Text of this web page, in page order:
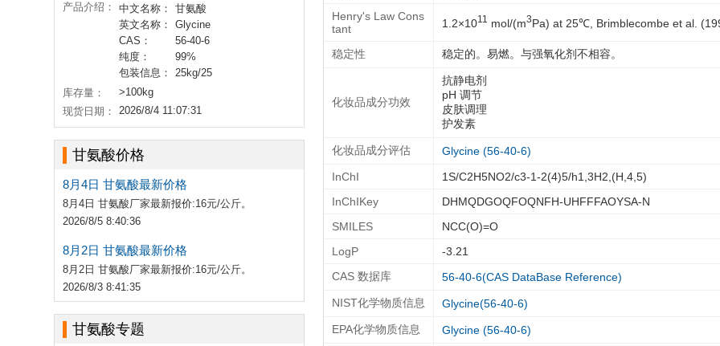
产品介绍：
中文名称：
甘氨酸
英文名称：
Glycine
CAS：
56-40-6
纯度：
99%
包装信息：
25kg/25
库存量：
>100kg
现货日期：
2026/8/4 11:07:31
甘氨酸价格
8月4日 甘氨酸最新价格
8月4日 甘氨酸厂家最新报价:16元/公斤。
2026/8/5 8:40:36
8月2日 甘氨酸最新价格
8月2日 甘氨酸厂家最新报价:16元/公斤。
2026/8/3 8:41:35
甘氨酸专题
Henry's Law Cons
tant
1.2×1011 mol/(m3Pa) at 25℃, Brimblecombe et al.
稳定性 稳定的。易燃。与强氧化剂不相容。
化妆品成分功效
抗静电剂
pH 调节
皮肤调理
护发素
化妆品成分评估
Glycine (56-40-6)
InChI
1S/C2H5NO2/c3-1-2(4)5/h1,3H2,(H,4,5)
InChIKey
DHMQDGOQFOQNFH-UHFFFAOYSA-N
SMILES
NCC(O)=O
LogP
-3.21
CAS 数据库
56-40-6(CAS DataBase Reference)
NIST化学物质信息
Glycine(56-40-6)
EPA化学物质信息
Glycine (56-40-6)